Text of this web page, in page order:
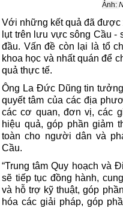
Ảnh:
Với những kết quả đã được
lụt trên lưu vực sông Cầu
đầu. Vấn đề còn lại là tổ
khoa học và nhất quán để
quả thực tế.
Ông La Đức Dũng tin
quyết tâm của các địa
các cơ quan, đơn vị, các
hiệu quả, góp phần giảm
toàn cho người dân và
Cầu.
“Trung tâm Quy hoạch và
sẽ tiếp tục đồng hành,
và hỗ trợ kỹ thuật, góp
hóa các giải pháp, góp